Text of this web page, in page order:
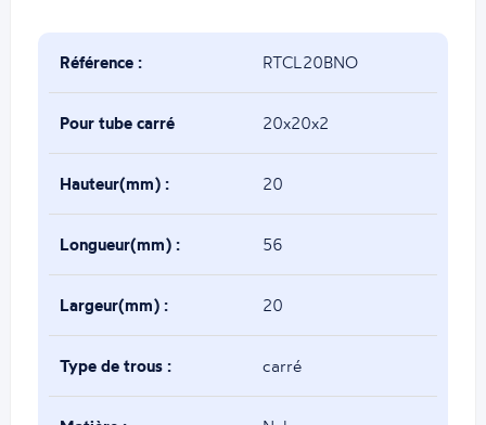
Référence : RTCL20BNO
Pour tube carré
de(mm) :
20x20x2
Hauteur(mm) : 20
Longueur(mm) : 56
Largeur(mm) : 20
Type de trous : carré